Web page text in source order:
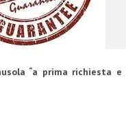
“a prima richiesta e